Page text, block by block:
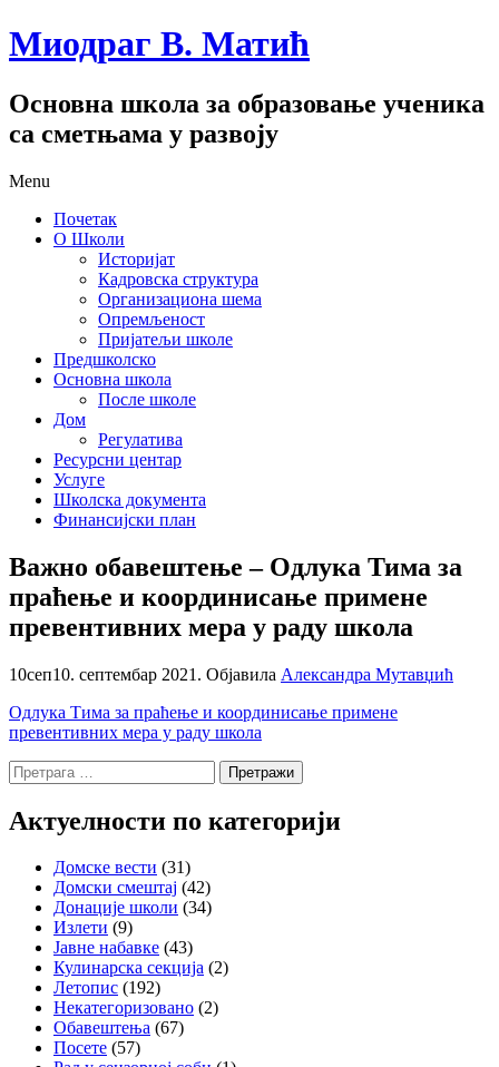
Миодраг В. Матић
Основна школа за образовање ученика
са сметњама у развоју
Menu
Почетак
О Школи
Историјат
Кадровска структура
Организациона шема
Опремљеност
Пријатељи школе
Предшколско
Основна школа
После школе
Дом
Регулатива
Ресурсни центар
Услуге
Школска документа
Финансијски план
Важно обавештење – Одлука Тима за
праћење и координисање примене
превентивних мера у раду школа
10сеп10. септембар 2021. Објавила Александра Мутавџић
Одлука Тима за праћење и координисање примене
превентивних мера у раду школа
Претрага
за:
Актуелности по категорији
Домске вести (31)
Домски смештај (42)
Донације школи (34)
Излети (9)
Јавне набавке (43)
Кулинарска секција (2)
Летопис (192)
Некатегоризовано (2)
Обавештења (67)
Посете (57)